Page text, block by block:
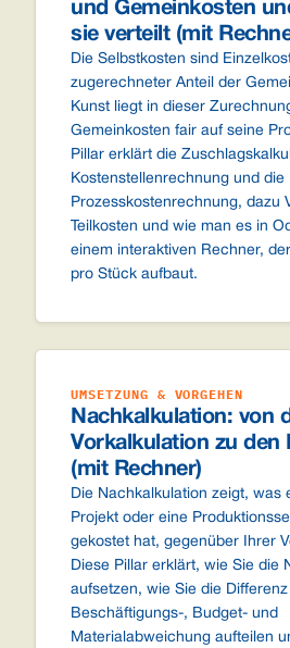
und Gemeinkosten
sie verteilt (mit
Die Selbstkosten sind
zugerechneter Anteil der
Kunst liegt in dieser
Gemeinkosten fair auf seine
Pillar erklärt die
Kostenstellenrechnung und die
Prozesskostenrechnung, dazu
Teilkosten und wie man es in
einem interaktiven Rechner,
pro Stück aufbaut.
UMSETZUNG & VORGEHEN
Nachkalkulation: von
Vorkalkulation zu den
(mit Rechner)
Die Nachkalkulation zeigt, was
Projekt oder eine
gekostet hat, gegenüber Ihrer
Diese Pillar erklärt, wie Sie die
aufsetzen, wie Sie die Differenz
Beschäftigungs-, Budget- und
Materialabweichung aufteilen